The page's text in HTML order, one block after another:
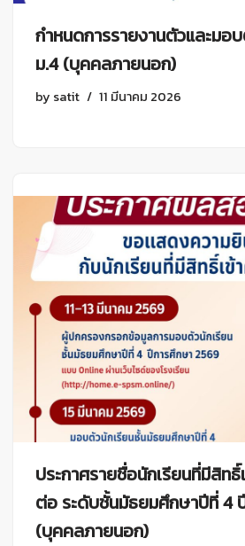
กำหนดการรายงานตัวและมอ
ม.4 (บุคคลภายนอก)
by satit 11 มีนาคม 2026
ประกาศรายชื่อนักเรียนที่มีสิทธิ์
ต่อ ระดับชั้นมัธยมศึกษาปีที่ 4
(บุคคลภายนอก)